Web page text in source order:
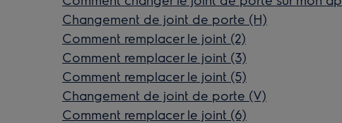
Changement de joint de porte (H)
Comment remplacer le joint (2)
Comment remplacer le joint (3)
Comment remplacer le joint (5)
Changement de joint de porte (V)
Comment remplacer le joint (6)